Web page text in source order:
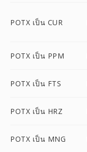
POTX เป็น CUR
POTX เป็น PPM
POTX เป็น FTS
POTX เป็น HRZ
POTX เป็น MNG